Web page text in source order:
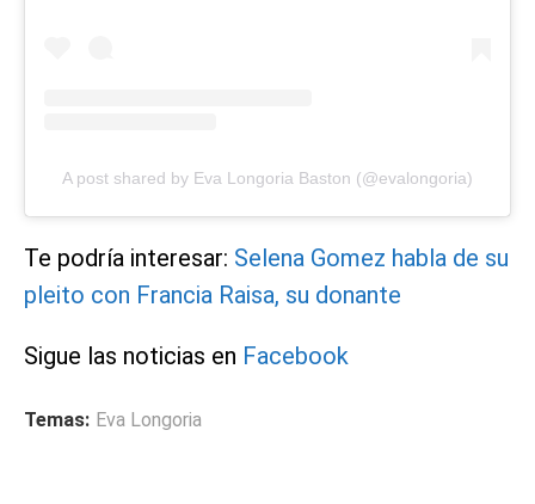
A post shared by Eva Longoria Baston (@evalongoria)
Te podría interesar: Selena Gomez habla de su
pleito con Francia Raisa, su donante
Sigue las noticias en Facebook
Temas: Eva Longoria